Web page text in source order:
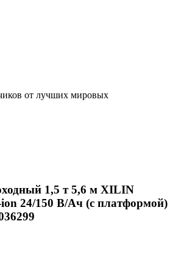
от лучших мировых
1,5 т 5,6 м XILIN
24/150 В/Ач (с платформой)